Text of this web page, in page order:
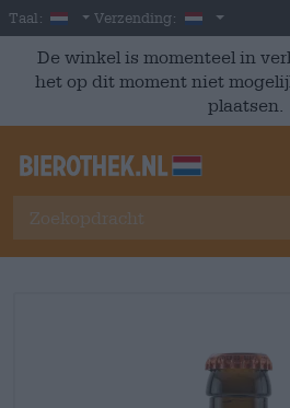
Skip to main content
Taal: Dutch
Verzending: Nederland
De winkel is momenteel in
het op dit moment niet
plaatsen.